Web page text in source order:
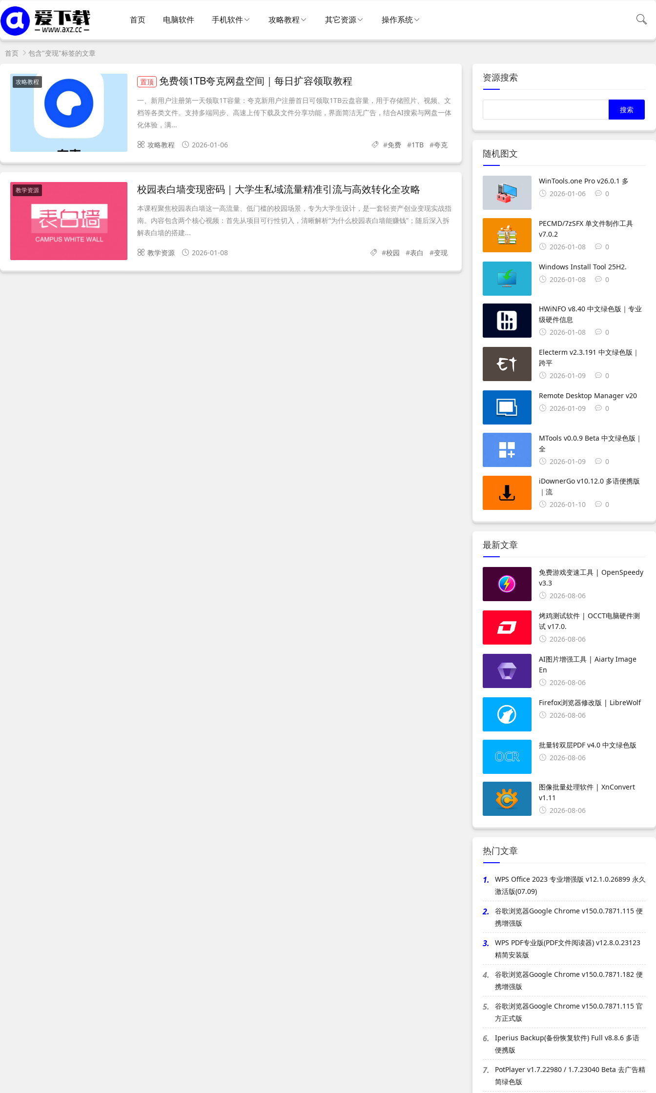
首页 电脑软件 手机软件 攻略教程 其它资源 操作系统
首页 包含"变现"标签的文章
攻略教程 置顶 免费领1TB夸克网盘空间｜每日扩容领取教程
一、新用户注册第一天领取1T容量：夸克新用户注册首日可领取1TB云盘容量，用于存储照片、视频、文
档等各类文件。支持多端同步、高速上传下载及文件分享功能，界面简洁无广告，结合AI搜索与网盘一体
化体验，满...
攻略教程 2026-01-06 #免费 #1TB #夸克
教学资源 校园表白墙变现密码｜大学生私域流量精准引流与高效转化全攻略
本课程聚焦校园表白墙这一高流量、低门槛的校园场景，专为大学生设计，是一套轻资产创业变现实战指
南。内容包含两个核心视频：首先从项目可行性切入，清晰解析“为什么校园表白墙能赚钱”；随后深入拆
解表白墙的搭建...
教学资源 2026-01-08 #校园 #表白 #变现
资源搜索
随机图文
WinTools.one Pro v26.0.1 多
2026-01-06
0
PECMD/7zSFX 单文件制作工具
v7.0.2
2026-01-08
0
Windows Install Tool 25H2.
2026-01-08
0
HWiNFO v8.40 中文绿色版｜专业
级硬件信息
2026-01-08
0
Electerm v2.3.191 中文绿色版｜
跨平
2026-01-09
0
Remote Desktop Manager v20
2026-01-09
0
MTools v0.0.9 Beta 中文绿色版｜
全
2026-01-09
0
iDownerGo v10.12.0 多语便携版
｜流
2026-01-10
0
最新文章
免费游戏变速工具 | OpenSpeedy
v3.3
2026-08-06
烤鸡测试软件 | OCCT电脑硬件测
试 v17.0.
2026-08-06
AI图片增强工具 | Aiarty Image
En
2026-08-06
Firefox浏览器修改版 | LibreWolf
2026-08-06
批量转双层PDF v4.0 中文绿色版
2026-08-06
图像批量处理软件 | XnConvert
v1.11
2026-08-06
热门文章
1.
WPS Office 2023 专业增强版 v12.1.0.26899 永久
激活版(07.09)
2.
谷歌浏览器Google Chrome v150.0.7871.115 便
携增强版
3.
WPS PDF专业版(PDF文件阅读器) v12.8.0.23123
精简安装版
4.
谷歌浏览器Google Chrome v150.0.7871.182 便
携增强版
5.
谷歌浏览器Google Chrome v150.0.7871.115 官
方正式版
6.
Iperius Backup(备份恢复软件) Full v8.8.6 多语
便携版
7.
PotPlayer v1.7.22980 / 1.7.23040 Beta 去广告精
简绿色版